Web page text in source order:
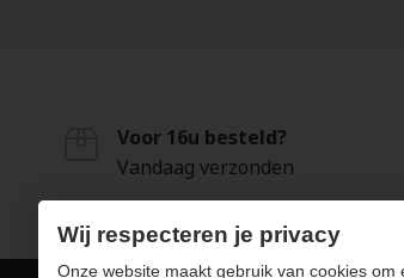
Voor 16u besteld?
Vandaag verzonden
Wij respecteren je privacy
Onze website maakt gebruik van cookies